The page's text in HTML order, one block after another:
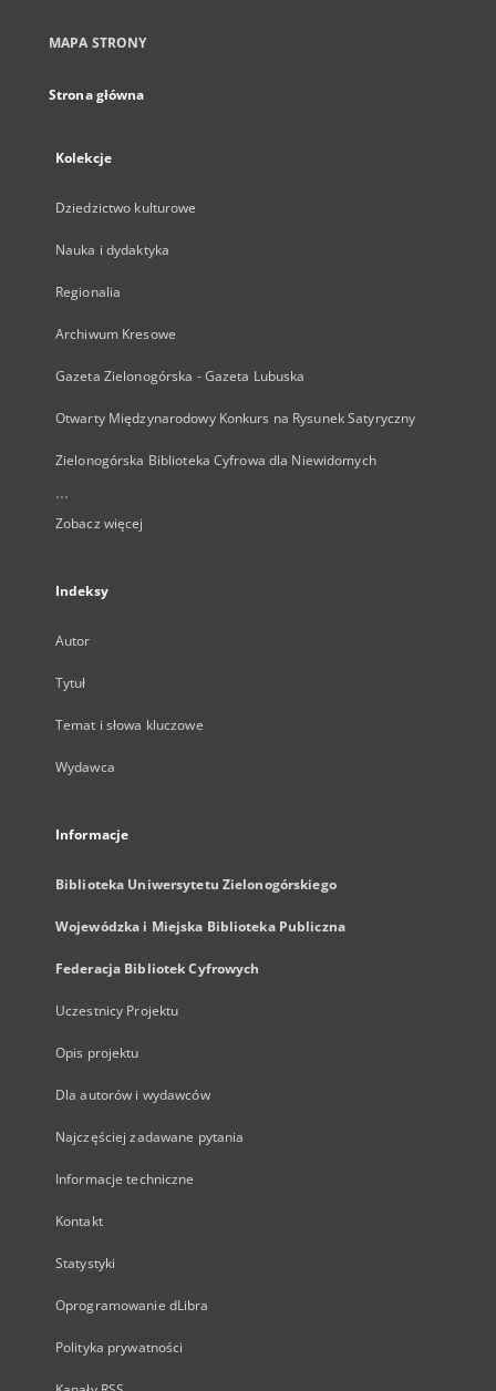
MAPA STRONY
Strona główna
Kolekcje
Dziedzictwo kulturowe
Nauka i dydaktyka
Regionalia
Archiwum Kresowe
Gazeta Zielonogórska - Gazeta Lubuska
Otwarty Międzynarodowy Konkurs na Rysunek Satyryczny
Zielonogórska Biblioteka Cyfrowa dla Niewidomych
...
Zobacz więcej
Indeksy
Autor
Tytuł
Temat i słowa kluczowe
Wydawca
Informacje
Biblioteka Uniwersytetu Zielonogórskiego
Wojewódzka i Miejska Biblioteka Publiczna
Federacja Bibliotek Cyfrowych
Uczestnicy Projektu
Opis projektu
Dla autorów i wydawców
Najczęściej zadawane pytania
Informacje techniczne
Kontakt
Statystyki
Oprogramowanie dLibra
Polityka prywatności